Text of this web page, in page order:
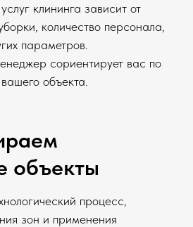
клининга зависит от
количество персонала,
параметров.
сориентирует вас по
объекта.
объекты
процесс,
зон и применения